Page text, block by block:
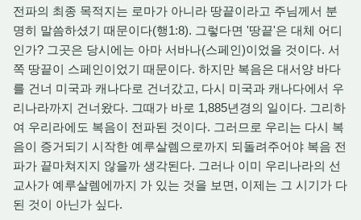
전파의 최종 목적지는 로마가 아니라 땅끝이라고 주님께서 분
명히 말씀하셨기 때문이다(행1:8). 그렇다면 '땅끝'은 대체 어디
인가? 그곳은 당시에는 아마 서바나(스페인)이었을 것이다. 서
쪽 땅끝이 스페인이었기 때문이다. 하지만 복음은 대서양 바다
를 건너 미국과 캐나다로 건너갔고, 다시 미국과 캐나다에서 우
리나라까지 건너왔다. 그때가 바로 1,885년경의 일이다. 그리하
여 우리라에도 복음이 전파된 것이다. 그러므로 우리는 다시 복
음이 증거되기 시작한 예루살렘으로까지 되돌려주어야 복음 전
파가 끝마쳐지지 않을까 생각된다. 그러나 이미 우리나라의 선
교사가 예루살렘에까지 가 있는 것을 보면, 이제는 그 시기가 다
된 것이 아닌가 싶다.